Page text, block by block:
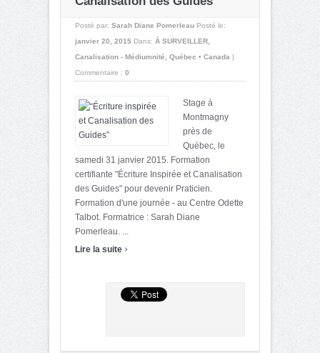
Posté par: Sarah Diane Pomerleau Posté le:
janvier 20, 2015 Dans: À SURVEILLER
Canalisation - Médiumnité
Québec • Canada |
Commentaire : 0
Stage à
Montmagny
près de
Québec, le
samedi 31 janvier 2015. Formation
certifiante "Écriture Inspirée et Canalisation
des Guides" pour devenir Praticien.
Formation d'une journée - au Centre Odette
Talbot. Formatrice : Sarah Diane
Pomerleau. ...
Lire la suite ›